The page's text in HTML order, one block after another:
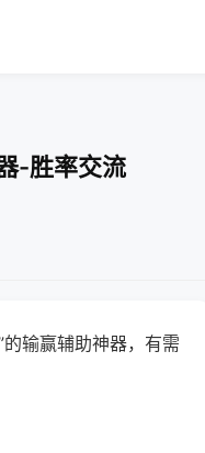
-胜率交流
输赢辅助神器，有需